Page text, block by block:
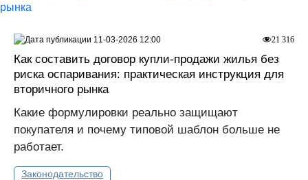
Как составить договор купли-продажи жилья без
риска оспаривания: практическая инструкция для
вторичного рынка
Какие формулировки реально защищают
покупателя и почему типовой шаблон больше не
работает.
Законодательство
21 316
11-03-2026 12:00